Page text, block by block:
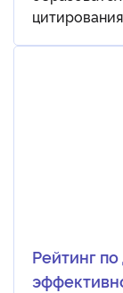
Рейтинг